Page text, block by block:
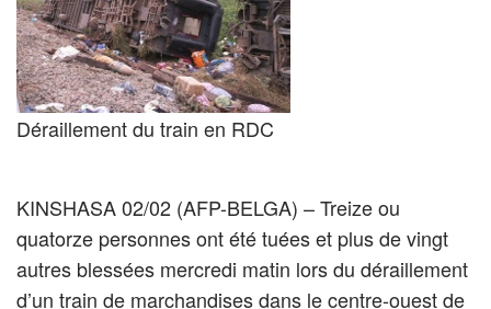
Déraillement du train en RDC
KINSHASA 02/02 (AFP-BELGA) – Treize ou
quatorze personnes ont été tuées et plus de vingt
autres blessées mercredi matin lors du déraillement
d’un train de marchandises dans le centre-ouest de